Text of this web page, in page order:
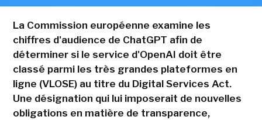
La Commission européenne examine les
chiffres d'audience de ChatGPT afin de
déterminer si le service d'OpenAI doit être
classé parmi les très grandes plateformes en
ligne (VLOSE) au titre du Digital Services Act.
Une désignation qui lui imposerait de nouvelles
obligations en matière de transparence,